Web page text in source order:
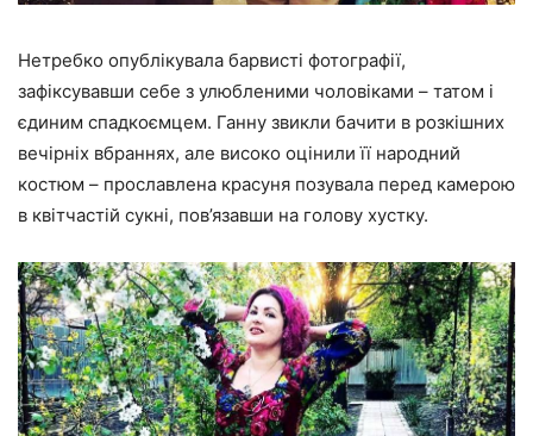
Нетребко опублікувала барвисті фотографії,
зафіксувавши себе з улюбленими чоловіками – татом і
єдиним спадкоємцем. Ганну звикли бачити в розкішних
вечірніх вбраннях, але високо оцінили її народний
костюм – прославлена красуня позувала перед камерою
в квітчастій сукні, пов’язавши на голову хустку.